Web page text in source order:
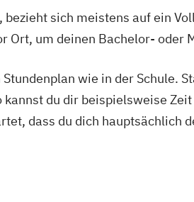
sich meistens auf ein
Ort, um deinen Bachelor- oder
wie in der Schule.
kannst du dir beispielsweise
dass du dich hauptsächlich